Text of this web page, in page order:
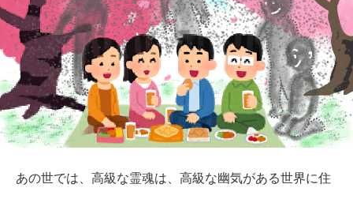
あの世では、高級な霊魂は、高級な幽気がある世界に住